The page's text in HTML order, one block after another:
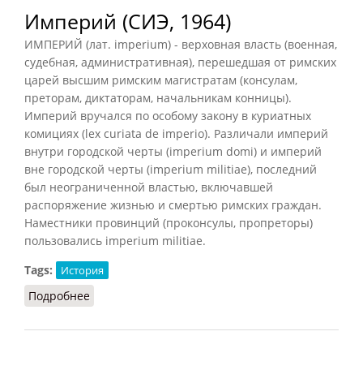
Империй (СИЭ, 1964)
ИМПЕРИЙ (лат. imperium) - верховная власть (военная,
судебная, административная), перешедшая от римских
царей высшим римским магистратам (консулам,
преторам, диктаторам, начальникам конницы).
Империй вручался по особому закону в куриатных
комициях (lex curiata de imperio). Различали империй
внутри городской черты (imperium domi) и империй
вне городской черты (imperium militiae), последний
был неограниченной властью, включавшей
распоряжение жизнью и смертью римских граждан.
Наместники провинций (проконсулы, пропреторы)
пользовались imperium militiae.
Tags:
История
Подробнее